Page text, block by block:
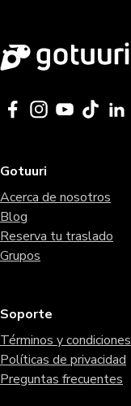
Gotuuri
Acerca de nosotros
Blog
Reserva tu traslado
Grupos
Soporte
Términos y condiciones
Políticas de privacidad
Preguntas frecuentes